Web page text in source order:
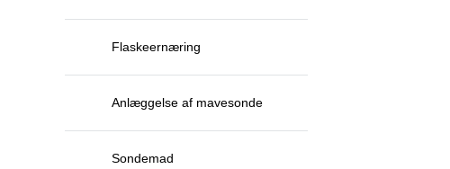
Flaskeernæring
Anlæggelse af mavesonde
Sondemad